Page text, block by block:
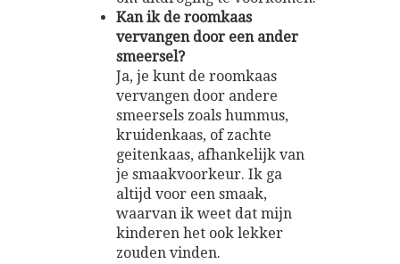
Kan ik de roomkaas
vervangen door een ander
smeersel?
Ja, je kunt de roomkaas
vervangen door andere
smeersels zoals hummus,
kruidenkaas, of zachte
geitenkaas, afhankelijk van
je smaakvoorkeur. Ik ga
altijd voor een smaak,
waarvan ik weet dat mijn
kinderen het ook lekker
zouden vinden.